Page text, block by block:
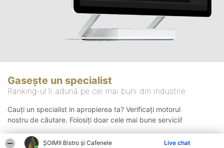
ȘOIMII Bistro și Cafenele Live chat
Gasește un specialist
Ranking-ul îi adună pe cei mai buni din industrie
Cauți un specialist in apropierea ta? Verificați motorul
nostru de căutare. Folosiți doar cele mai bune servicii!